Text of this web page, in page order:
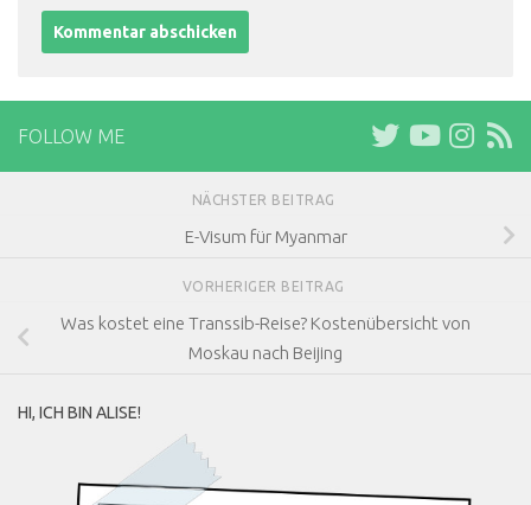
FOLLOW ME
NÄCHSTER BEITRAG
E-Visum für Myanmar
VORHERIGER BEITRAG
Was kostet eine Transsib-Reise? Kostenübersicht von
Moskau nach Beijing
HI, ICH BIN ALISE!